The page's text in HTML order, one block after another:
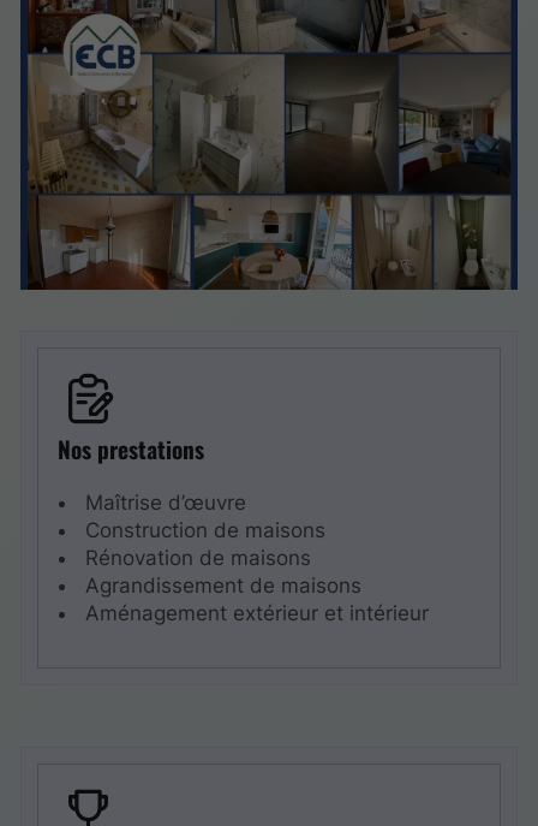
Nos prestations
Maîtrise d’œuvre
Construction de maisons
Rénovation de maisons
Agrandissement de maisons
Aménagement extérieur et intérieur